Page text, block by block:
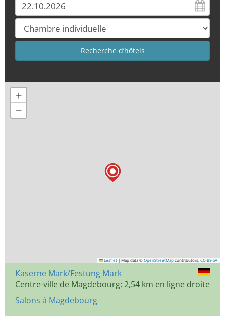
+
−
Leaflet | Map data © OpenStreetMap contributors, CC-BY-SA
Kaserne Mark/Festung Mark
Centre-ville de Magdebourg: 2,54 km en ligne droite
Salons à Magdebourg